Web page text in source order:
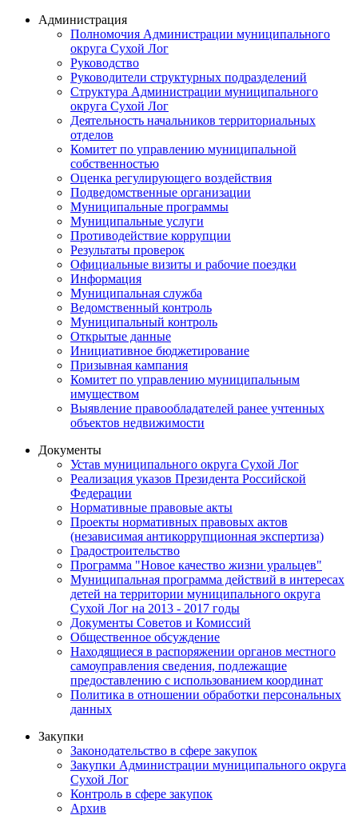
Администрация
Полномочия Администрации муниципального
округа Сухой Лог
Руководство
Руководители структурных подразделений
Структура Администрации муниципального
округа Сухой Лог
Деятельность начальников территориальных
отделов
Комитет по управлению муниципальной
собственностью
Оценка регулирующего воздействия
Подведомственные организации
Муниципальные программы
Муниципальные услуги
Противодействие коррупции
Результаты проверок
Официальные визиты и рабочие поездки
Информация
Муниципальная служба
Ведомственный контроль
Муниципальный контроль
Открытые данные
Инициативное бюджетирование
Призывная кампания
Комитет по управлению муниципальным
имуществом
Выявление правообладателей ранее учтенных
объектов недвижимости
Документы
Устав муниципального округа Сухой Лог
Реализация указов Президента Российской
Федерации
Нормативные правовые акты
Проекты нормативных правовых актов
(независимая антикоррупционная экспертиза)
Градостроительство
Программа "Новое качество жизни уральцев"
Муниципальная программа действий в интересах
детей на территории муниципального округа
Сухой Лог на 2013 - 2017 годы
Документы Советов и Комиссий
Общественное обсуждение
Находящиеся в распоряжении органов местного
самоуправления сведения, подлежащие
предоставлению с использованием координат
Политика в отношении обработки персональных
данных
Закупки
Законодательство в сфере закупок
Закупки Администрации муниципального округа
Сухой Лог
Контроль в сфере закупок
Архив